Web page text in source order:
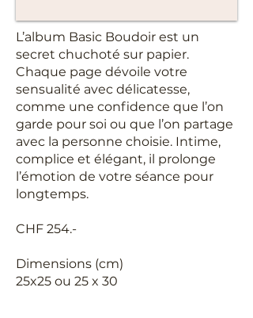
L’album Basic Boudoir est un
secret chuchoté sur papier.
Chaque page dévoile votre
sensualité avec délicatesse,
comme une confidence que l’on
garde pour soi ou que l’on partage
avec la personne choisie. Intime,
complice et élégant, il prolonge
l’émotion de votre séance pour
longtemps.​
CHF 254.-
Dimensions (cm)
25x25 ou 25 x 30